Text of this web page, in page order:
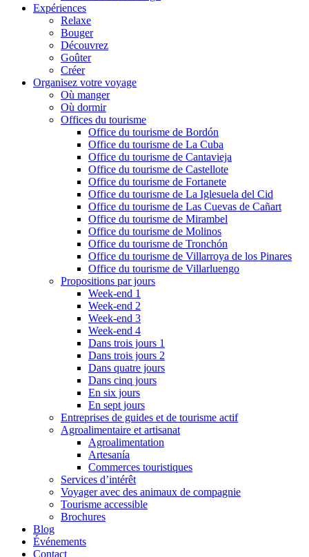
Expériences
Relaxe
Bouger
Découvrez
Goûter
Créer
Organisez votre voyage
Où manger
Où dormir
Offices du tourisme
Office du tourisme de Bordón
Office du tourisme de La Cuba
Office du tourisme de Cantavieja
Office du tourisme de Castellote
Office du tourisme de Fortanete
Office du tourisme de La Iglesuela del Cid
Office du tourisme de Las Cuevas de Cañart
Office du tourisme de Mirambel
Office du tourisme de Molinos
Office du tourisme de Tronchón
Office du tourisme de Villarroya de los Pinares
Office du tourisme de Villarluengo
Propositions par jours
Week-end 1
Week-end 2
Week-end 3
Week-end 4
Dans trois jours 1
Dans trois jours 2
Dans quatre jours
Dans cinq jours
En six jours
En sept jours
Entreprises de guides et de tourisme actif
Agroalimentaire et artisanat
Agroalimentation
Artesanía
Commerces touristiques
Services d’intérêt
Voyager avec des animaux de compagnie
Tourisme accessible
Brochures
Blog
Événements
Contact